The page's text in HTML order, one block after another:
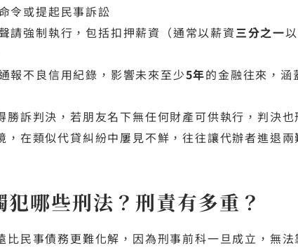
令或提起民事訴訟
請強制執行，包括扣押薪資（通常以薪資三分之一
報不良信用紀錄，影響未來至少5年的金融往來，涵
勝訴判決，若朋友名下無任何財產可供執行，判決
，在類似代貸糾紛中屢見不鮮，往往讓代辦者進退兩
犯哪些刑法？刑責有多重？
比民事債務更難化解，因為刑事前科一旦成立，無法